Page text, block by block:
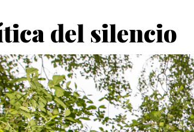
del silencio